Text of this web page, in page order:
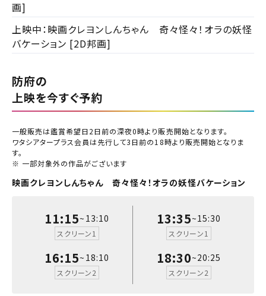
上映スケジュールを確認する
無料のワタシアターライト会員もあります。
予約を確認・変更する
チケットの予約状況の確認及び予約を変更したい場合は、
下記リンクよりご確認ください。
予約を確認する
予約を変更する
東北
北越
中部
画]
上映中：映画クレヨンしんちゃん 奇々怪々！オラの妖怪
バケーション [2D邦画]
防府の
上映を今すぐ予約
一般販売は鑑賞希望日2日前の深夜0時より販売開始となります。
ワタシアタープラス会員は先行して3日前の18時より販売開始となりま
す。
※ 一部対象外の作品がございます
映画クレヨンしんちゃん 奇々怪々！オラの妖怪バケーション
11:15~13:10
スクリーン1
13:35~15:30
スクリーン1
16:15~18:10
スクリーン2
18:30~20:25
スクリーン2
劇場を変更すると、STEP2以降で選択いただいた情報は解除
変更しないで続ける 変更する
閉じる
上映日を変更すると、STEP3以降で選択いただいた情報は解
変更しないで続ける 変更する
閉じる
閉じる
ワタシアター会員へのご登録が必要です。